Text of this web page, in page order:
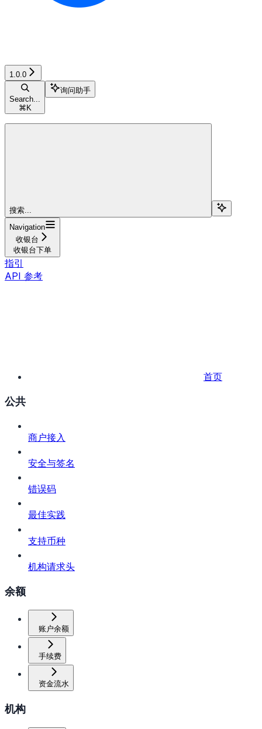
1.0.0
Search...
⌘ K
询问助手
搜索...
Navigation
收银台
收银台下单
指引
API 参考
首页
公共
商户接入
安全与签名
错误码
最佳实践
支持币种
机构请求头
余额
账户余额
手续费
资金流水
机构